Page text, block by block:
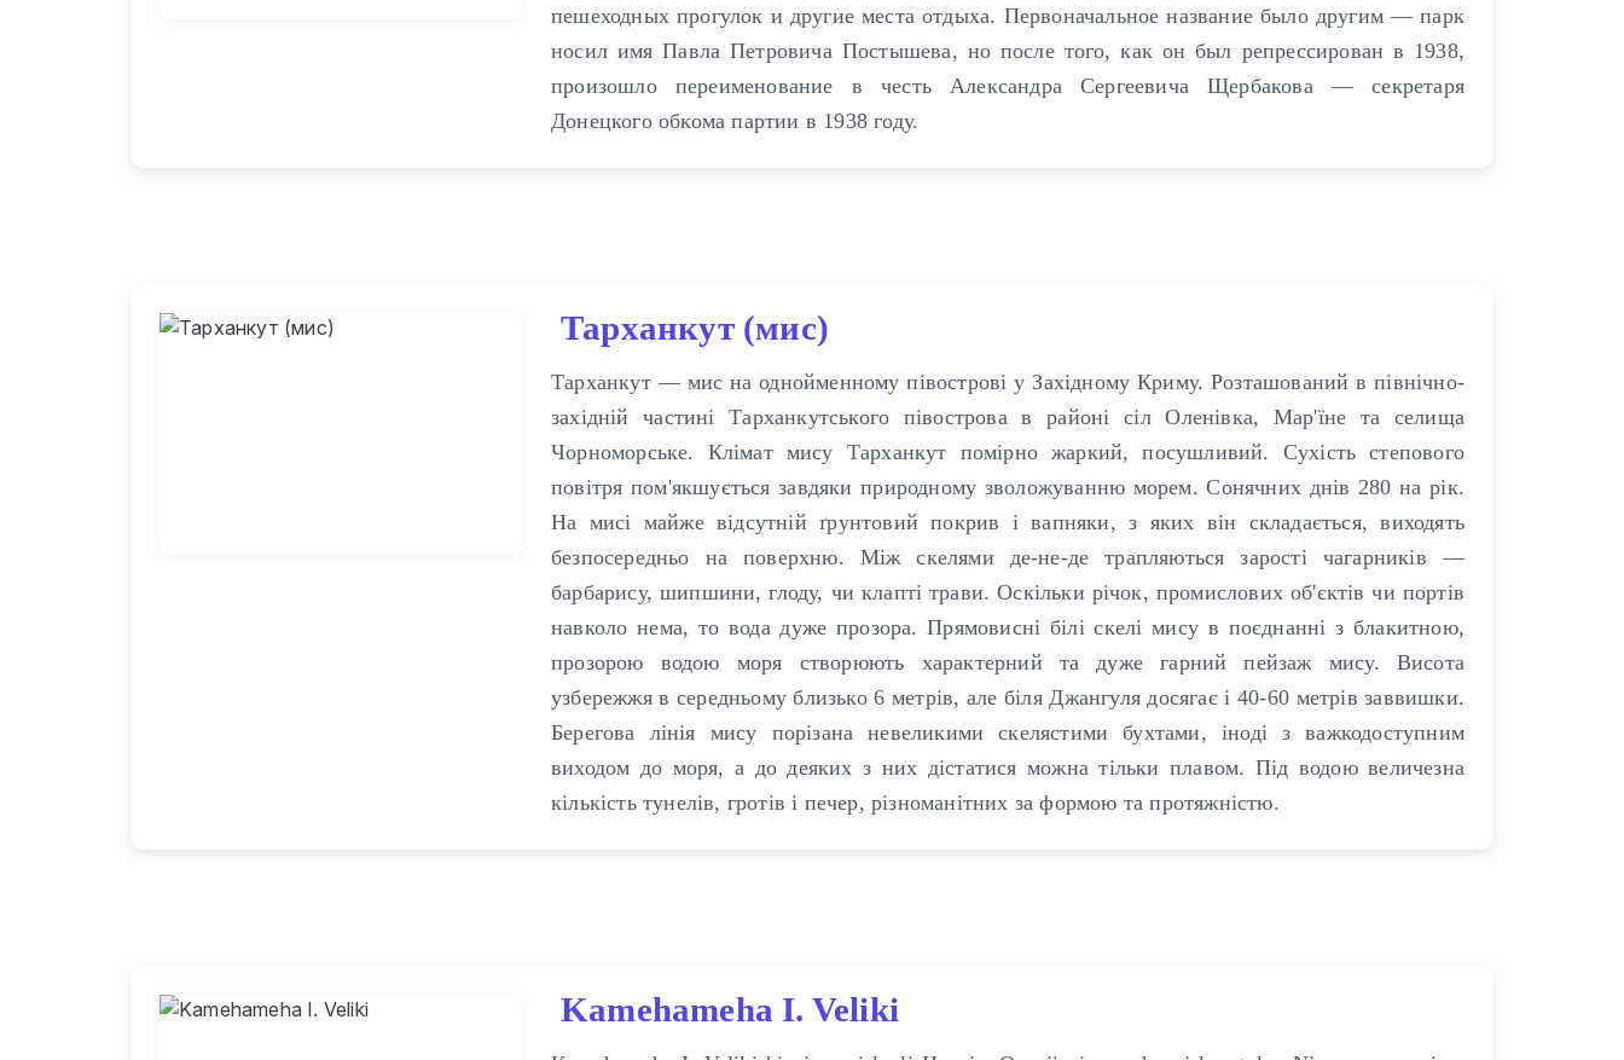
пешеходных прогулок и другие места отдыха. Первоначальное название было другим — парк
носил имя Павла Петровича Постышева, но после того, как он был репрессирован в 1938,
произошло переименование в честь Александра Сергеевича Щербакова — секретаря
Донецкого обкома партии в 1938 году.
Тарханкут (мис)
Тарханкут — мис на однойменному півострові у Західному Криму. Розташований в північно-
західній частині Тарханкутського півострова в районі сіл Оленівка, Мар'їне та селища
Чорноморське. Клімат мису Тарханкут помірно жаркий, посушливий. Сухість степового
повітря пом'якшується завдяки природному зволожуванню морем. Сонячних днів 280 на рік.
На мисі майже відсутній ґрунтовий покрив і вапняки, з яких він складається, виходять
безпосередньо на поверхню. Між скелями де-не-де трапляються зарості чагарників —
барбарису, шипшини, глоду, чи клапті трави. Оскільки річок, промислових об'єктів чи портів
навколо нема, то вода дуже прозора. Прямовисні білі скелі мису в поєднанні з блакитною,
прозорою водою моря створюють характерний та дуже гарний пейзаж мису. Висота
узбережжя в середньому близько 6 метрів, але біля Джангуля досягає і 40-60 метрів заввишки.
Берегова лінія мису порізана невеликими скелястими бухтами, іноді з важкодоступним
виходом до моря, а до деяких з них дістатися можна тільки плавом. Під водою величезна
кількість тунелів, гротів і печер, різноманітних за формою та протяжністю.
Kamehameha I. Veliki